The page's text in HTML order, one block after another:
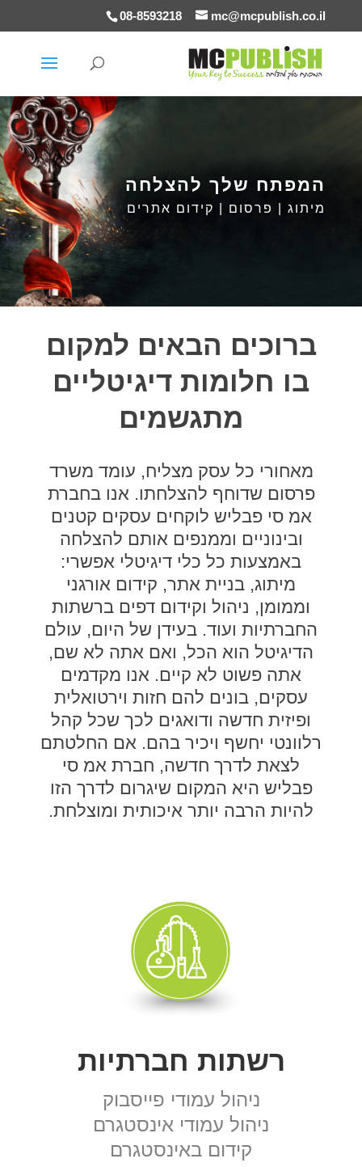
08-8593218 mc@mcpublish.co.il
המפתח שלך להצלחה
מיתוג | פרסום | קידום אתרים
ברוכים הבאים למקום
בו חלומות דיגיטליים
מתגשמים
מאחורי כל עסק מצליח, עומד משרד
פרסום שדוחף להצלחתו. אנו בחברת
אמ סי פבליש לוקחים עסקים קטנים
ובינוניים וממנפים אותם להצלחה
באמצעות כל כלי דיגיטלי אפשרי:
מיתוג, בניית אתר, קידום אורגני
וממומן, ניהול וקידום דפים ברשתות
החברתיות ועוד. בעידן של היום, עולם
הדיגיטל הוא הכל, ואם אתה לא שם,
אתה פשוט לא קיים. אנו מקדמים
עסקים, בונים להם חזות וירטואלית
ופיזית חדשה ודואגים לכך שכל קהל
רלוונטי יחשף ויכיר בהם. אם החלטתם
לצאת לדרך חדשה, חברת אמ סי
פבליש היא המקום שיגרום לדרך הזו
להיות הרבה יותר איכותית ומוצלחת.
רשתות חברתיות
ניהול עמודי פייסבוק
ניהול עמודי אינסטגרם
קידום באינסטגרם